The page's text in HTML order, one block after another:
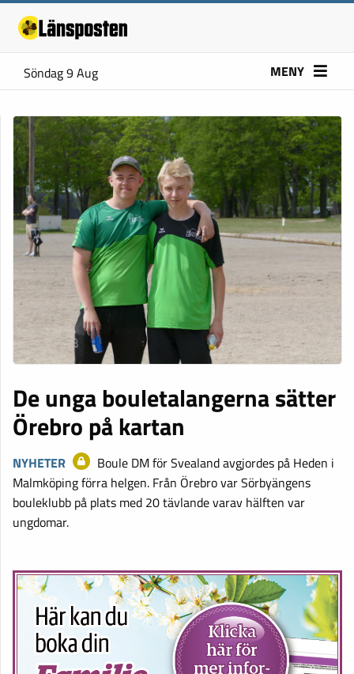
Söndag 9 Aug MENY
De unga bouletalangerna sätter
Örebro på kartan
NYHETER
Boule DM för Svealand avgjordes på Heden i
Malmköping förra helgen. Från Örebro var Sörbyängens
bouleklubb på plats med 20 tävlande varav hälften var
ungdomar.